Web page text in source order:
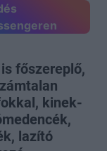
főszereplő,
kinek-
lazító